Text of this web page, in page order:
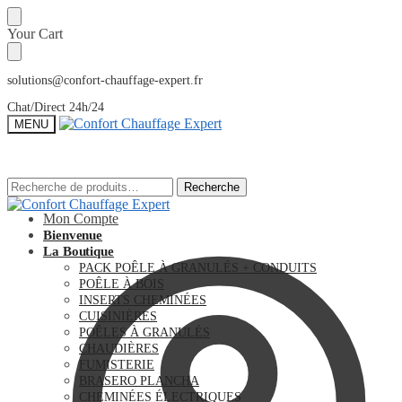
Sauter
à
la
navigation
Skip
to
content
Your Cart
solutions@confort-chauffage-expert.fr
Chat/Direct 24h/24
MENU
Recherche
pour :
Recherche
Mon Compte
Recherche
pour :
Recherche
Bienvenue
La Boutique
PACK POÊLE À GRANULÉS + CONDUITS
POÊLE À BOIS
INSERTS CHEMINÉES
CUISINIÈRES
POÊLES À GRANULÉS
CHAUDIÈRES
FUMISTERIE
BRASERO PLANCHA
CHEMINÉES ÉLECTRIQUES